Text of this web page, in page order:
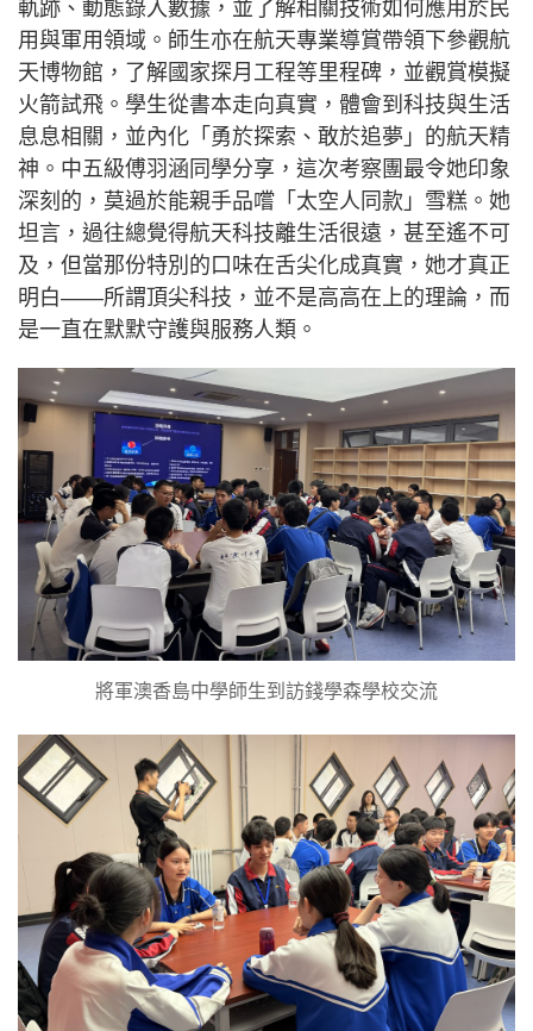
軌跡、動態錄入數據，並了解相關技術如何應用於民
用與軍用領域。師生亦在航天專業導賞帶領下參觀航
天博物館，了解國家探月工程等里程碑，並觀賞模擬
火箭試飛。學生從書本走向真實，體會到科技與生活
息息相關，並內化「勇於探索、敢於追夢」的航天精
神。中五級傅羽涵同學分享，這次考察團最令她印象
深刻的，莫過於能親手品嚐「太空人同款」雪糕。她
坦言，過往總覺得航天科技離生活很遠，甚至遙不可
及，但當那份特別的口味在舌尖化成真實，她才真正
明白——所謂頂尖科技，並不是高高在上的理論，而
是一直在默默守護與服務人類。
將軍澳香島中學師生到訪錢學森學校交流